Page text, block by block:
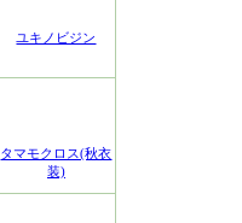
ユキノビジン
タマモクロス(秋衣
装)